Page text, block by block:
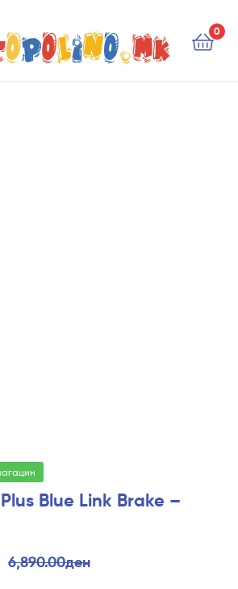
0
Blue Link Brake –
6,890.00ден